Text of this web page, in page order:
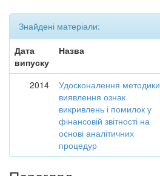
Знайдені матеріали:
Дата
випуску
Назва
2014
Удосконалення методики
виявлення ознак
викривлень і помилок у
фінансовій звітності на
основі аналітичних
процедур